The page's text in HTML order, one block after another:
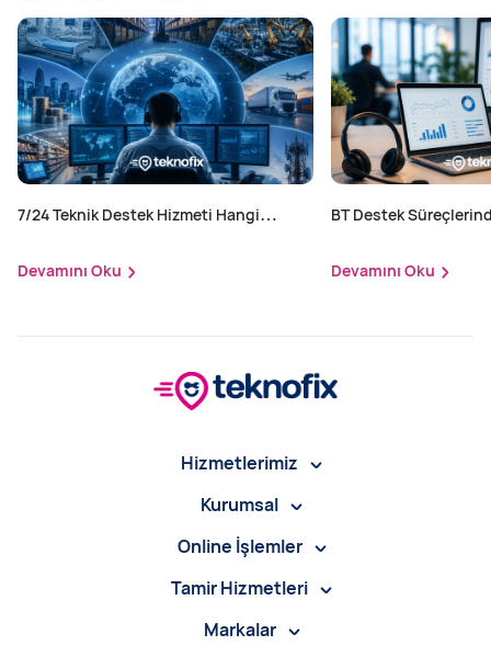
7/24 Teknik Destek Hizmeti Hangi
Devamını Oku
BT Destek
Devamını Oku
Hizmetlerimiz
Kurumsal
Online İşlemler
Tamir Hizmetleri
Markalar